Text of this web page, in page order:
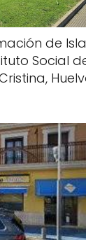
de Isla
Social